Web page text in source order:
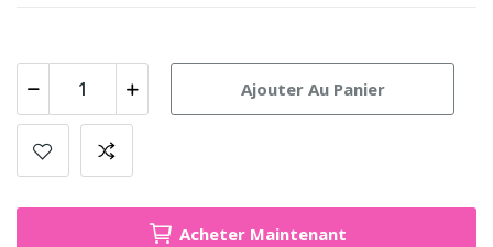
Ajouter Au Panier
Acheter Maintenant